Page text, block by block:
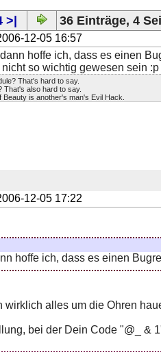
>| 36 Einträge, 4
12-05 16:57
hoffe ich, dass es einen
so wichtig gewesen sein :p
That's hard to say.
That's also hard to say.
Beauty is another's man's Evil Hack.
12-05 17:22
hoffe ich, dass es einen
wirklich alles um die Ohren
bei der Dein Code "@_ &